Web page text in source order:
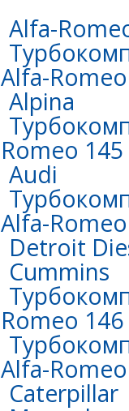
Alfa-
Alfa-
Alpina
Romeo
Audi
Alfa-
Detroit
Сummins
Romeo
Alfa-
Caterpillar